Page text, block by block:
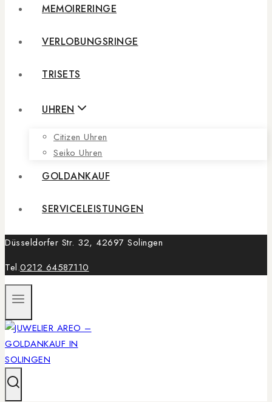
MEMOIRERINGE
VERLOBUNGSRINGE
TRISETS
UHREN
Citizen Uhren
Seiko Uhren
GOLDANKAUF
SERVICELEISTUNGEN
Düsseldorfer Str. 32, 42697 Solingen
Tel.0212 64587110